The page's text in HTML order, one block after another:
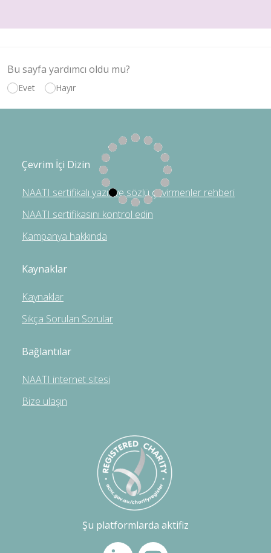
Bu sayfa yardımcı oldu mu?
Evet Hayır
Çevrim İçi Dizin
NAATI sertifikalı yazılı ve sözlü çevirmenler rehberi
NAATI sertifikasını kontrol edin
Kampanya hakkında
Kaynaklar
Kaynaklar
Sıkça Sorulan Sorular
Bağlantılar
NAATI internet sitesi
Bize ulaşın
Şu platformlarda aktifiz